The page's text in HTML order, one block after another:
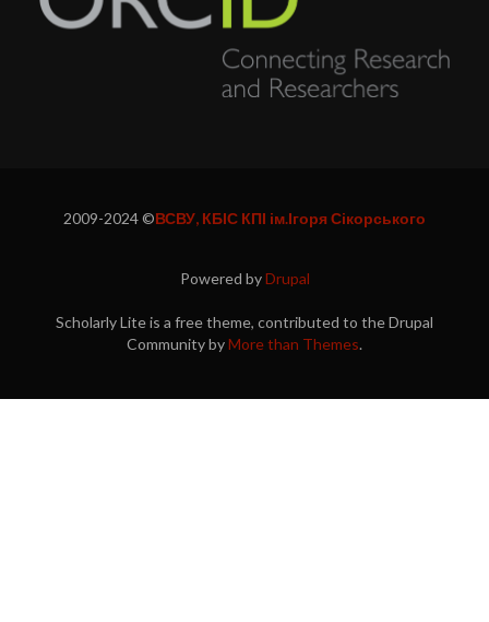
2009-2024 ©ВСВУ, КБІС КПІ ім.Ігоря Сікорського
Powered byDrupal
Scholarly Lite is a free theme, contributed to the Drupal
Community byMore than Themes.